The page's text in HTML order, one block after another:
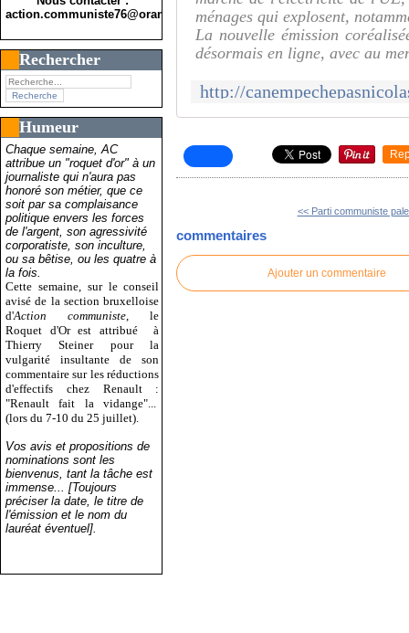
action.communiste76@orange.fr>
Rechercher
Humeur
Chaque semaine, AC
attribue un "roquet d'or" à un
journaliste qui n'aura pas
honoré son métier, que ce
soit par sa complaisance
politique envers les forces
de l'argent, son agressivité
corporatiste, son inculture,
ou sa bêtise, ou les quatre à
la fois.
Cette semaine, sur le conseil
avisé de la section bruxelloise
d'Action communiste , le
Roquet d'Or est attribué
à
Thierry Steiner pour la
vulgarité insultante de son
commentaire sur les réductions
d'effectifs chez Renault :
"Renault fait la vidange"...
(lors du 7-10 du 25 juillet).
Vos avis et propositions de
nominations sont les
bienvenus, tant la tâche est
immense... [Toujours
préciser la date, le titre de
l'émission et le nom du
lauréat éventuel].
ménages qui explosent,
La nouvelle émission
désormais en ligne, avec au
<< Parti communiste
commentaires
Ajouter un commentaire